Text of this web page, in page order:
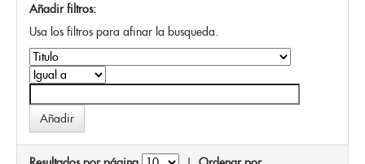
Añadir filtros:
Usa los filtros para afinar la busqueda.